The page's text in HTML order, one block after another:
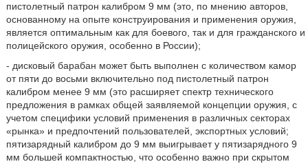
пистолетный патрон калибром 9 мм (это, по мнению авторов,
основанному на опыте конструирования и применения оружия,
является оптимальным как для боевого, так и для гражданского и
полицейского оружия, особенно в России);
- дисковый барабан может быть выполнен с количеством камор
от пяти до восьми включительно под пистолетный патрон
калибром менее 9 мм (это расширяет спектр технического
предложения в рамках общей заявляемой концепции оружия, с
учетом специфики условий применения в различных секторах
«рынка» и предпочтений пользователей, экспортных условий;
пятизарядный калибром до 9 мм выигрывает у пятизарядного 9
мм большей компактностью, что особенно важно при скрытом